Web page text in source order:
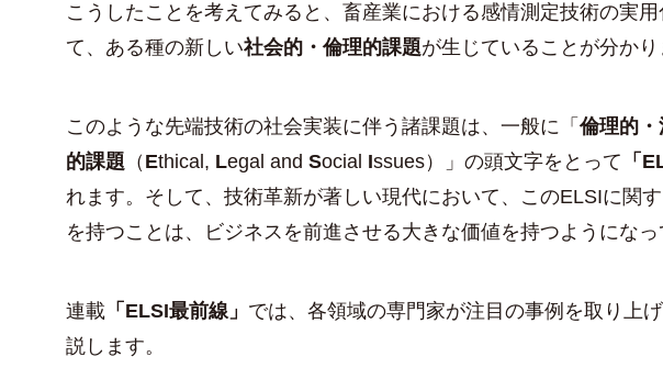
こうしたことを考えてみると、畜産業における感情測定技術の実用
て、ある種の新しい社会的・倫理的課題が生じていることが分かり
このような先端技術の社会実装に伴う諸課題は、一般に「倫理的
的課題 （ Ethical, Legal and Social Issues）」の頭文字をとって 「
れます。そして、技術革新が著しい現代において、このELSIに関
を持つことは、ビジネスを前進させる大きな価値を持つようになっ
連載 「ELSI最前線」 では、各領域の専門家が注目の事例を取り上
説します。